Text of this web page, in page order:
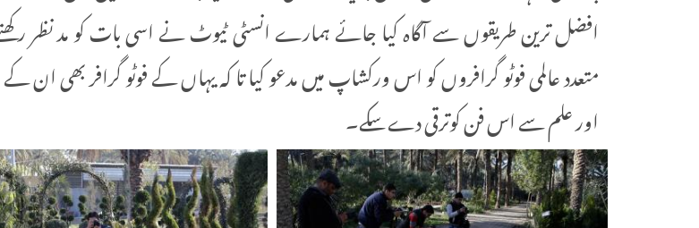
افضل ترین طریقوں سے آگاہ کیا جائے ہمارے انسٹی ٹیوٹ نے اسی بات کو مد نظر
متعدد عالمی فوٹو گرافروں کو اس ورکشاپ میں مدعو کیا تا کہ یہاں کے فوٹو گرافر بھی ان
اور علم سے اس فن کوترقی دے سکے۔